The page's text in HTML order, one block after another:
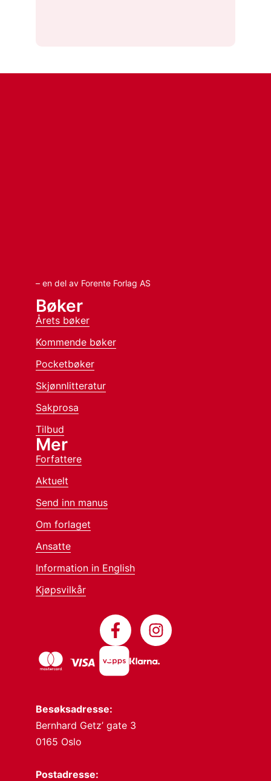
– en del av Forente Forlag AS
Besøksadresse:
Bernhard Getz’ gate 3
0165 Oslo
Postadresse:
Bøker
Årets bøker
Kommende bøker
Pocketbøker
Skjønnlitteratur
Sakprosa
Tilbud
Mer
Forfattere
Aktuelt
Send inn manus
Om forlaget
Ansatte
Information in English
Kjøpsvilkår